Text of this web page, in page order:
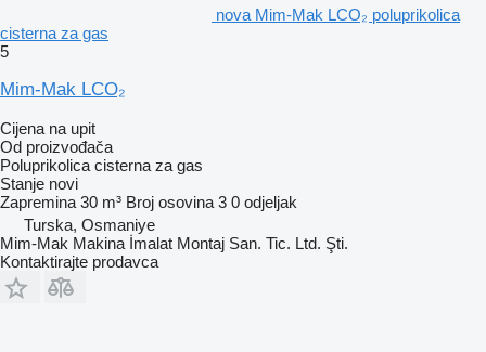
nova Mim-Mak LCO₂ poluprikolica
cisterna za gas
5
Mim-Mak LCO₂
Cijena na upit
Od proizvođača
Poluprikolica cisterna za gas
Stanje novi
Zapremina 30 m³ Broj osovina 3 0 odjeljak
Turska, Osmaniye
Mim-Mak Makina İmalat Montaj San. Tic. Ltd. Şti.
Kontaktirajte prodavca